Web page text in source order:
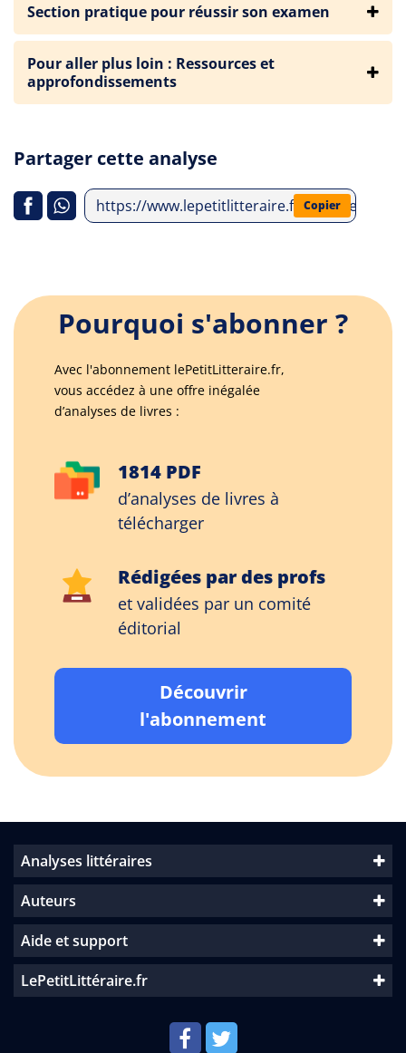
Section pratique pour réussir son examen
Pour aller plus loin : Ressources et
approfondissements
Partager cette analyse
https://www.lepetitlitteraire.fr/analyses-
Copier
Pourquoi s'abonner ?
Avec l'abonnement lePetitLitteraire.fr,
vous accédez à une offre inégalée
d’analyses de livres :
1814 PDF
d’analyses de livres à
télécharger
Rédigées par des profs
et validées par un comité
éditorial
Découvrir
l'abonnement
Analyses littéraires
Auteurs
Aide et support
LePetitLittéraire.fr